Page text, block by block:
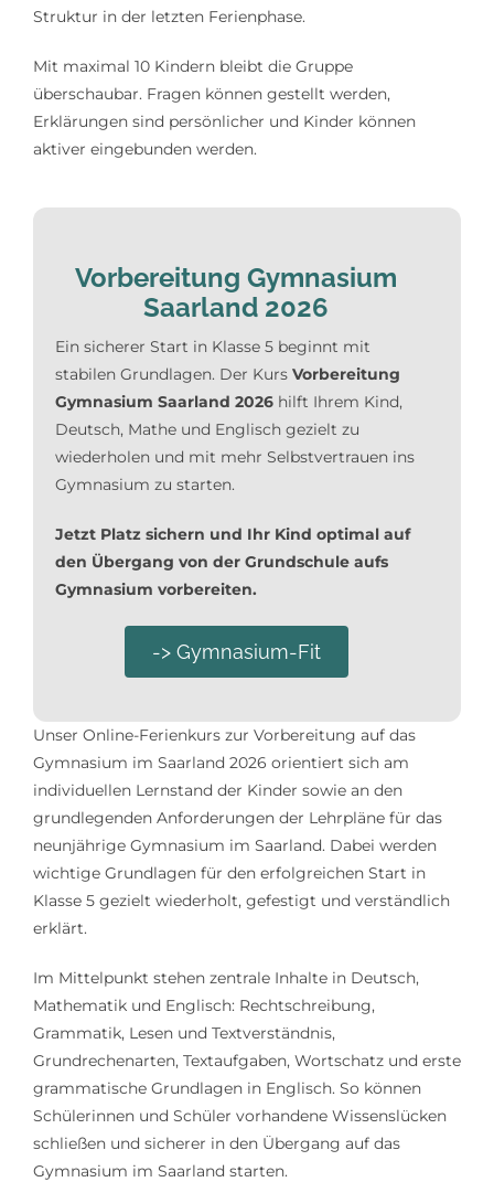
Struktur in der letzten Ferienphase.
Mit maximal 10 Kindern bleibt die Gruppe
überschaubar. Fragen können gestellt werden,
Erklärungen sind persönlicher und Kinder können
aktiver eingebunden werden.
Vorbereitung Gymnasium
Saarland 2026
Ein sicherer Start in Klasse 5 beginnt mit
stabilen Grundlagen. Der Kurs Vorbereitung
Gymnasium Saarland 2026hilft Ihrem Kind,
Deutsch, Mathe und Englisch gezielt zu
wiederholen und mit mehr Selbstvertrauen ins
Gymnasium zu starten.
Jetzt Platz sichern und Ihr Kind optimal auf
den Übergang von der Grundschule aufs
Gymnasium vorbereiten.
-> Gymnasium-Fit
Unser Online-Ferienkurs zur Vorbereitung auf das
Gymnasium im Saarland 2026 orientiert sich am
individuellen Lernstand der Kinder sowie an den
grundlegenden Anforderungen der Lehrpläne für das
neunjährige Gymnasium im Saarland. Dabei werden
wichtige Grundlagen für den erfolgreichen Start in
Klasse 5 gezielt wiederholt, gefestigt und verständlich
erklärt.
Im Mittelpunkt stehen zentrale Inhalte in Deutsch,
Mathematik und Englisch: Rechtschreibung,
Grammatik, Lesen und Textverständnis,
Grundrechenarten, Textaufgaben, Wortschatz und erste
grammatische Grundlagen in Englisch. So können
Schülerinnen und Schüler vorhandene Wissenslücken
schließen und sicherer in den Übergang auf das
Gymnasium im Saarland starten.